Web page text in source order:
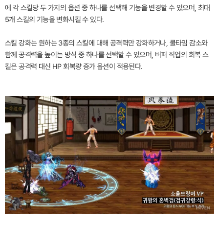
에 각 스킬당 두 가지의 옵션 중 하나를 선택해 기능을 변경할 수 있으며, 최대
5개 스킬의 기능을 변화시킬 수 있다.
스킬 강화는 원하는 3종의 스킬에 대해 공격력만 강화하거나, 쿨타임 감소와
함께 공격력을 높이는 방식 중 하나를 선택할 수 있으며, 버퍼 직업의 회복 스
킬은 공격력 대신 HP 회복량 증가 옵션이 적용된다.